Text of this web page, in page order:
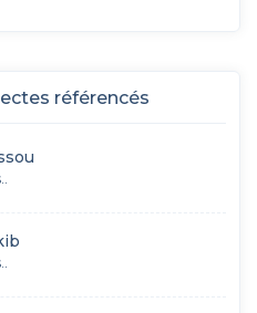
référencés